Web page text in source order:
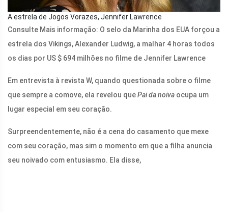
A estrela de Jogos Vorazes, Jennifer Lawrence
Consulte Mais informação: O selo da Marinha dos EUA forçou a
estrela dos Vikings, Alexander Ludwig, a malhar 4 horas todos
os dias por US $ 694 milhões no filme de Jennifer Lawrence
Em entrevista à revista W, quando questionada sobre o filme
que sempre a comove, ela revelou quePai da noiva ocupa um
lugar especial em seu coração.
Surpreendentemente, não é a cena do casamento que mexe
com seu coração, mas sim o momento em que a filha anuncia
seu noivado com entusiasmo. Ela disse,